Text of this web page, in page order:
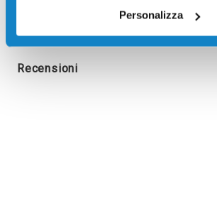
Personalizza
M176, Hp LASERJET PRO MFP M177FW
Recensioni